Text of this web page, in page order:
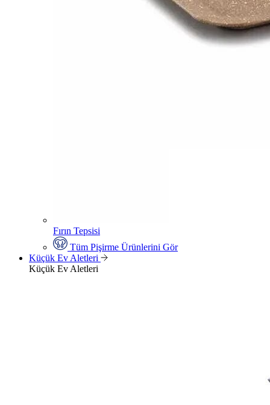
Fırın Tepsisi
Tüm Pişirme Ürünlerini Gör
Küçük Ev Aletleri
Küçük Ev Aletleri